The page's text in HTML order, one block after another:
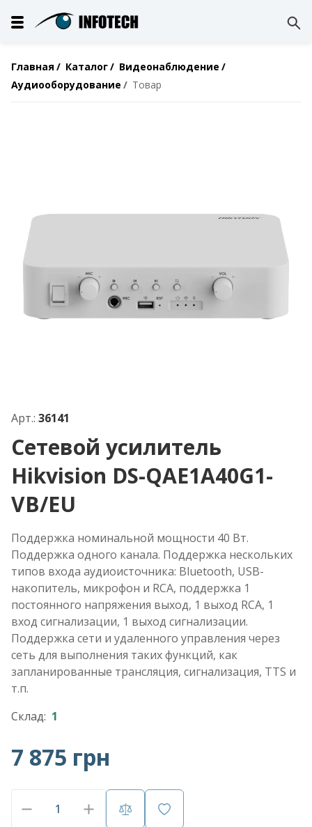
Главная Каталог
Видеонаблюдение
Аудиооборудование
Товар
Арт.: 36141
Сетевой усилитель
Hikvision DS-QAE1A40G1-
VB/EU
Поддержка номинальной мощности 40 Вт.
Поддержка одного канала. Поддержка нескольких
типов входа аудиоисточника: Bluetooth, USB-
накопитель, микрофон и RCA, поддержка 1
постоянного напряжения выход, 1 выход RCA, 1
вход сигнализации, 1 выход сигнализации.
Поддержка сети и удаленного управления через
сеть для выполнения таких функций, как
запланированные трансляция, сигнализация, TTS и
т.п.
Склад: 1
7 875 грн